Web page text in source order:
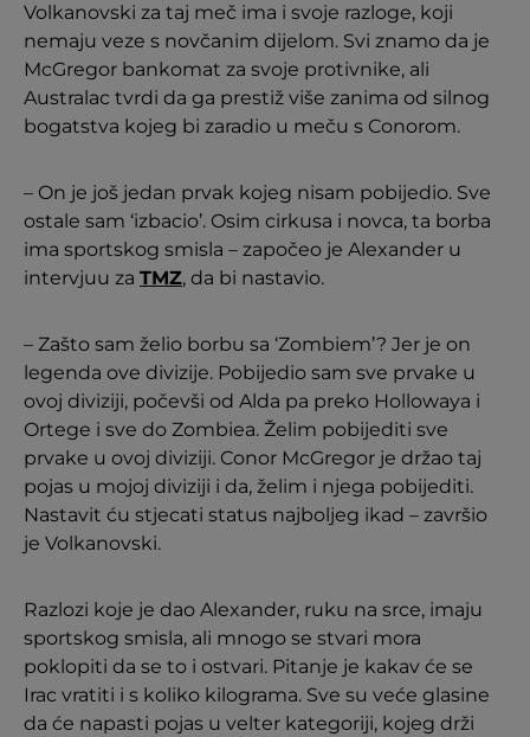
Volkanovski za taj meč ima i svoje razloge, koji
nemaju veze s novčanim dijelom. Svi znamo da je
McGregor bankomat za svoje protivnike, ali
Australac tvrdi da ga prestiž više zanima od silnog
bogatstva kojeg bi zaradio u meču s Conorom.
– On je još jedan prvak kojeg nisam pobijedio. Sve
ostale sam ‘izbacio’. Osim cirkusa i novca, ta borba
ima sportskog smisla – započeo je Alexander u
intervjuu za TMZ, da bi nastavio.
– Zašto sam želio borbu sa ‘Zombiem’? Jer je on
legenda ove divizije. Pobijedio sam sve prvake u
ovoj diviziji, počevši od Alda pa preko Hollowaya i
Ortege i sve do Zombiea. Želim pobijediti sve
prvake u ovoj diviziji. Conor McGregor je držao taj
pojas u mojoj diviziji i da, želim i njega pobijediti.
Nastavit ću stjecati status najboljeg ikad – završio
je Volkanovski.
Razlozi koje je dao Alexander, ruku na srce, imaju
sportskog smisla, ali mnogo se stvari mora
poklopiti da se to i ostvari. Pitanje je kakav će se
Irac vratiti i s koliko kilograma. Sve su veće glasine
da će napasti pojas u velter kategoriji, kojeg drži